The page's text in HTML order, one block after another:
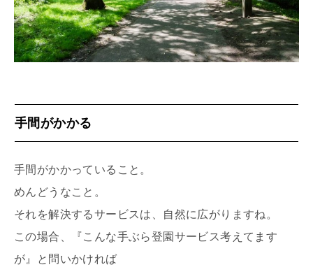
手間がかかる
手間がかかっていること。
めんどうなこと。
それを解決するサービスは、自然に広がりますね。
この場合、『こんな手ぶら登園サービス考えてます
が』と問いかければ